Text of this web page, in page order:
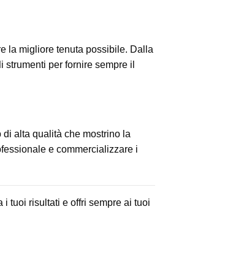
la migliore tenuta possibile. Dalla
per fornire sempre il
di alta qualità che mostrino la
e commercializzare i
tuoi risultati e offri sempre ai tuoi